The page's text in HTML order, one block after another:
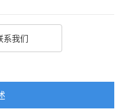
系我们